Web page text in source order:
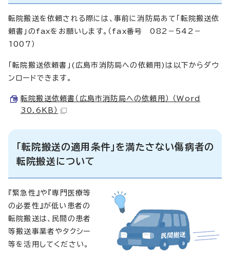
転院搬送を依頼される際には、事前に消防局あて「転院搬送依
頼書」のfaxをお願いします。（fax番号 082－542－
1007）
「転院搬送依頼書」(広島市消防局への依頼用)は以下からダウ
ンロードできます。
転院搬送依頼書（広島市消防局への依頼用） （Word
30.6KB）
「転院搬送の適用条件」を満たさない傷病者の
転院搬送について
『緊急性』や『専門医療等
の必要性』が低い患者の
転院搬送は、民間の患者
等搬送事業者やタクシー
等を活用してください。